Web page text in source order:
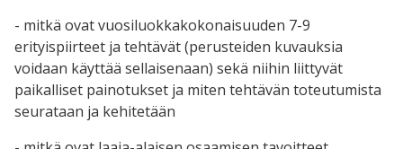
- mitkä ovat vuosiluokkakokonaisuuden 7-9
erityispiirteet ja tehtävät (perusteiden kuvauksia
voidaan käyttää sellaisenaan) sekä niihin liittyvät
paikalliset painotukset ja miten tehtävän toteutumista
seurataan ja kehitetään